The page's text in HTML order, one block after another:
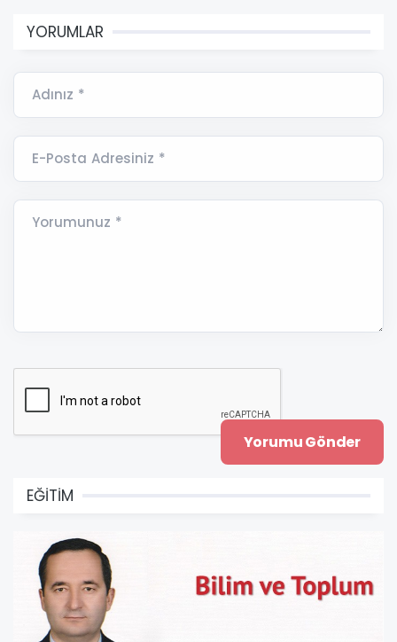
YORUMLAR
Adınız *
E-Posta Adresiniz *
Yorumunuz *
EĞİTİM